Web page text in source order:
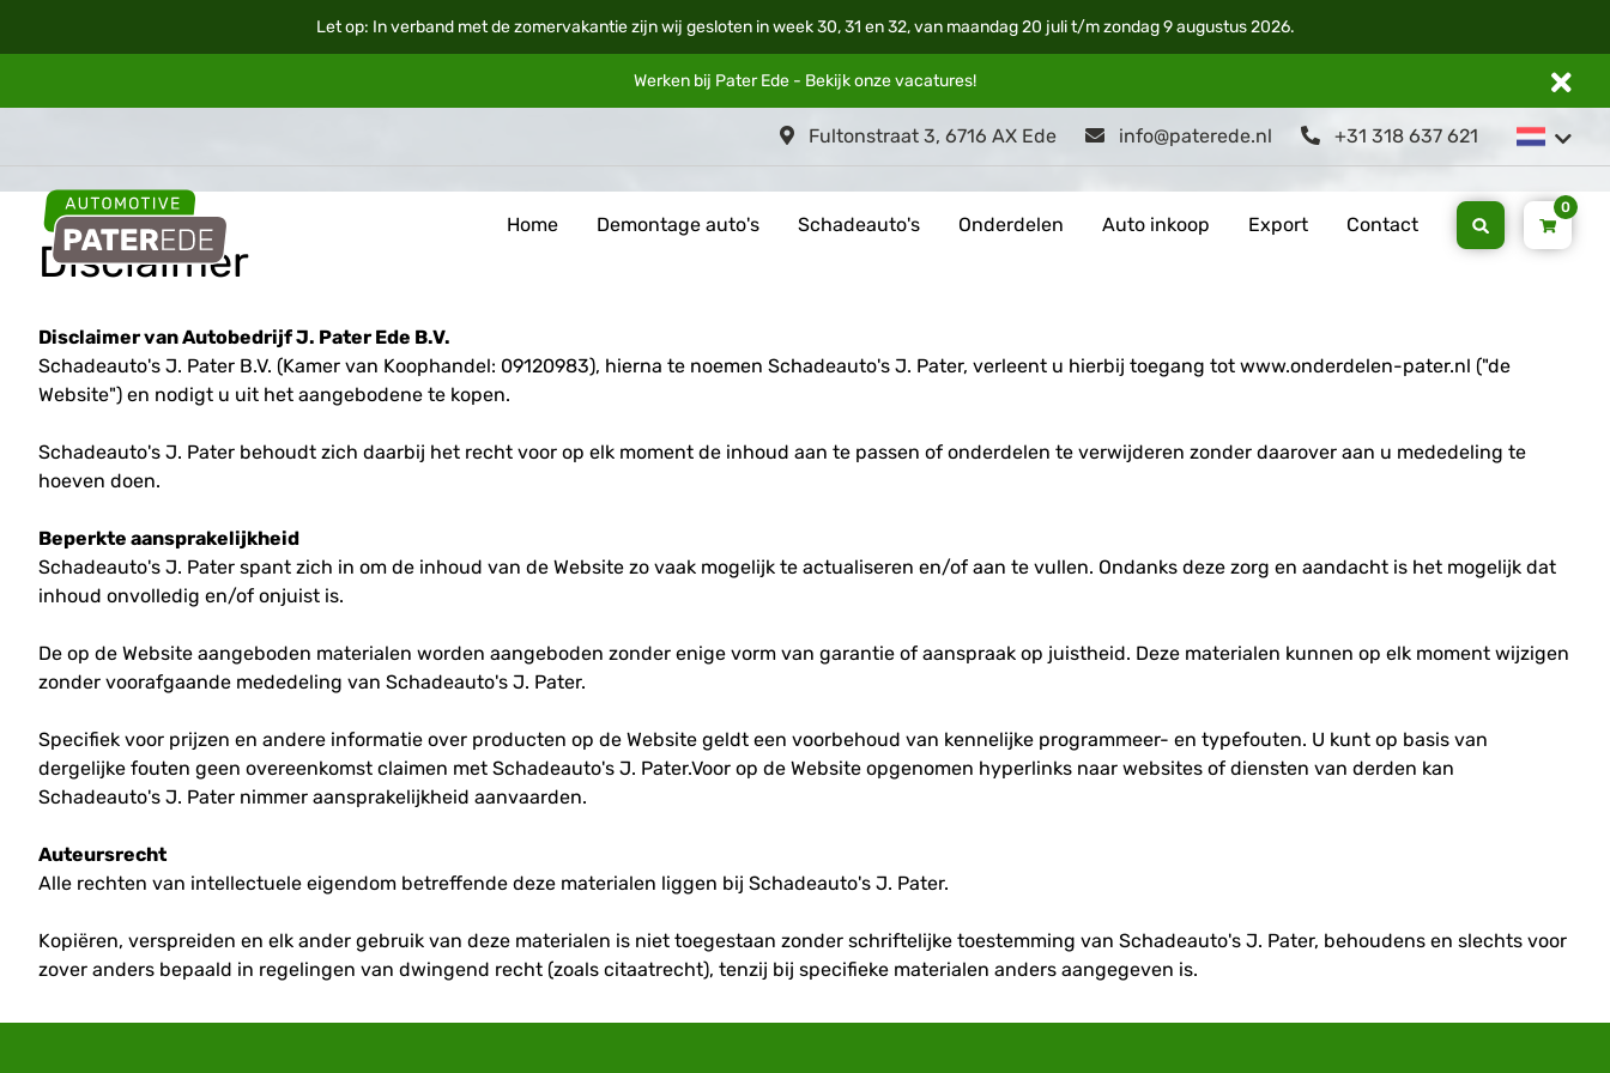
Let op: In verband met de zomervakantie zijn wij gesloten in week 30, 31 en 32, van maandag 20 juli t/m zondag 9 augustus 2026.
Werken bij Pater Ede - Bekijk onzevacatures!
Fultonstraat 3, 6716 AX Ede info@paterede.nl +31 318 637 621
Home Demontage auto's Schadeauto's Onderdelen Auto inkoop Export Contact
0
Disclaimer
Disclaimer van Autobedrijf J. Pater Ede B.V.
Schadeauto's J. Pater B.V. (Kamer van Koophandel: 09120983), hierna te noemen Schadeauto's J. Pater, verleent u hierbij toegang tot www.onderdelen-pater.nl ("de
Website") en nodigt u uit het aangebodene te kopen.
Schadeauto's J. Pater behoudt zich daarbij het recht voor op elk moment de inhoud aan te passen of onderdelen te verwijderen zonder daarover aan u mededeling te
hoeven doen.
Beperkte aansprakelijkheid
Schadeauto's J. Pater spant zich in om de inhoud van de Website zo vaak mogelijk te actualiseren en/of aan te vullen. Ondanks deze zorg en aandacht is het mogelijk dat
inhoud onvolledig en/of onjuist is.
De op de Website aangeboden materialen worden aangeboden zonder enige vorm van garantie of aanspraak op juistheid. Deze materialen kunnen op elk moment wijzigen
zonder voorafgaande mededeling van Schadeauto's J. Pater.
Specifiek voor prijzen en andere informatie over producten op de Website geldt een voorbehoud van kennelijke programmeer- en typefouten. U kunt op basis van
dergelijke fouten geen overeenkomst claimen met Schadeauto's J. Pater.Voor op de Website opgenomen hyperlinks naar websites of diensten van derden kan
Schadeauto's J. Pater nimmer aansprakelijkheid aanvaarden.
Auteursrecht
Alle rechten van intellectuele eigendom betreffende deze materialen liggen bij Schadeauto's J. Pater.
Kopiëren, verspreiden en elk ander gebruik van deze materialen is niet toegestaan zonder schriftelijke toestemming van Schadeauto's J. Pater, behoudens en slechts voor
zover anders bepaald in regelingen van dwingend recht (zoals citaatrecht), tenzij bij specifieke materialen anders aangegeven is.